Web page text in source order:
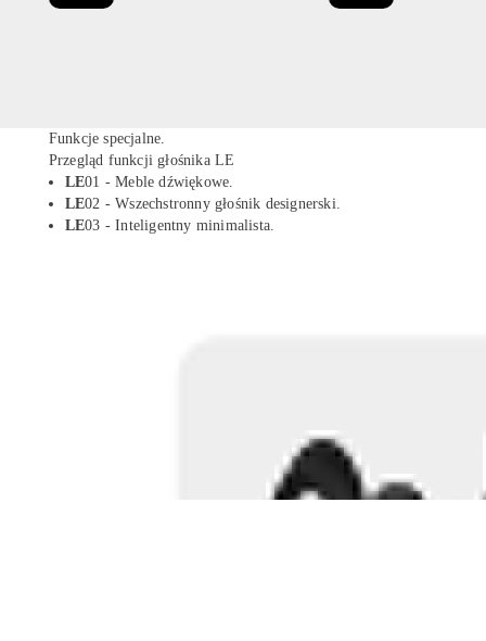
Funkcje specjalne.
Przegląd funkcji głośnika LE
LE01 - Meble dźwiękowe.
LE02 - Wszechstronny głośnik designerski.
LE03 - Inteligentny minimalista.